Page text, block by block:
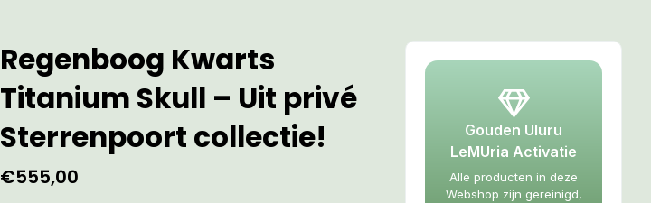
Regenboog Kwarts
Titanium Skull – Uit privé
Sterrenpoort collectie!
€555,00
Gouden Uluru
LeMUria Activatie
Alle producten in deze
Webshop zijn gereinigd,